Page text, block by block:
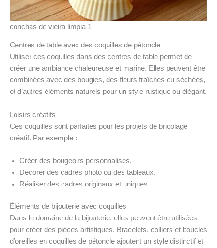
conchas de vieira limpia 1
Centres de table avec des coquilles de pétoncle
Utiliser ces coquilles dans des centres de table permet de
créer une ambiance chaleureuse et marine. Elles peuvent être
combinées avec des bougies, des fleurs fraîches ou séchées,
et d’autres éléments naturels pour un style rustique ou élégant.
Loisirs créatifs
Ces coquilles sont parfaites pour les projets de bricolage
créatif. Par exemple :
Créer des bougeoirs personnalisés.
Décorer des cadres photo ou des tableaux.
Réaliser des cadres originaux et uniques.
Éléments de bijouterie avec coquilles
Dans le domaine de la bijouterie, elles peuvent être utilisées
pour créer des pièces artistiques. Bracelets, colliers et boucles
d’oreilles en coquilles de pétoncle ajoutent un style distinctif et